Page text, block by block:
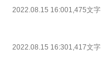
2022.08.15 16:001,475文字
2022.08.15 16:301,417文字